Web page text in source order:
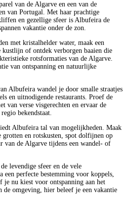
van de Algarve en een van de
van Portugal. Met haar prachtige
en gezellige sfeer is Albufeira de
vakantie onder de zon.
met kristalhelder water, maak een
kustlijn of ontdek verborgen baaien die
rotsformaties van de Algarve.
van ontspanning en natuurlijke
Albufeira wandel je door smalle straatjes
en uitnodigende restaurants. Proef de
van verse visgerechten en ervaar de
bekendstaat.
Albufeira tal van mogelijkheden. Maak
grotten en rotskusten, spot dolfijnen op
van de Algarve tijdens een wandel- of
levendige sfeer en de vele
een perfecte bestemming voor koppels,
je nu kiest voor ontspanning aan het
de omgeving, hier beleef je een vakantie